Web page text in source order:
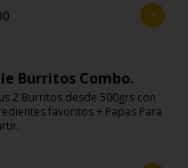
Burritos Combo.
2 Burritos desde 500grs con
favoritos + Papas Para